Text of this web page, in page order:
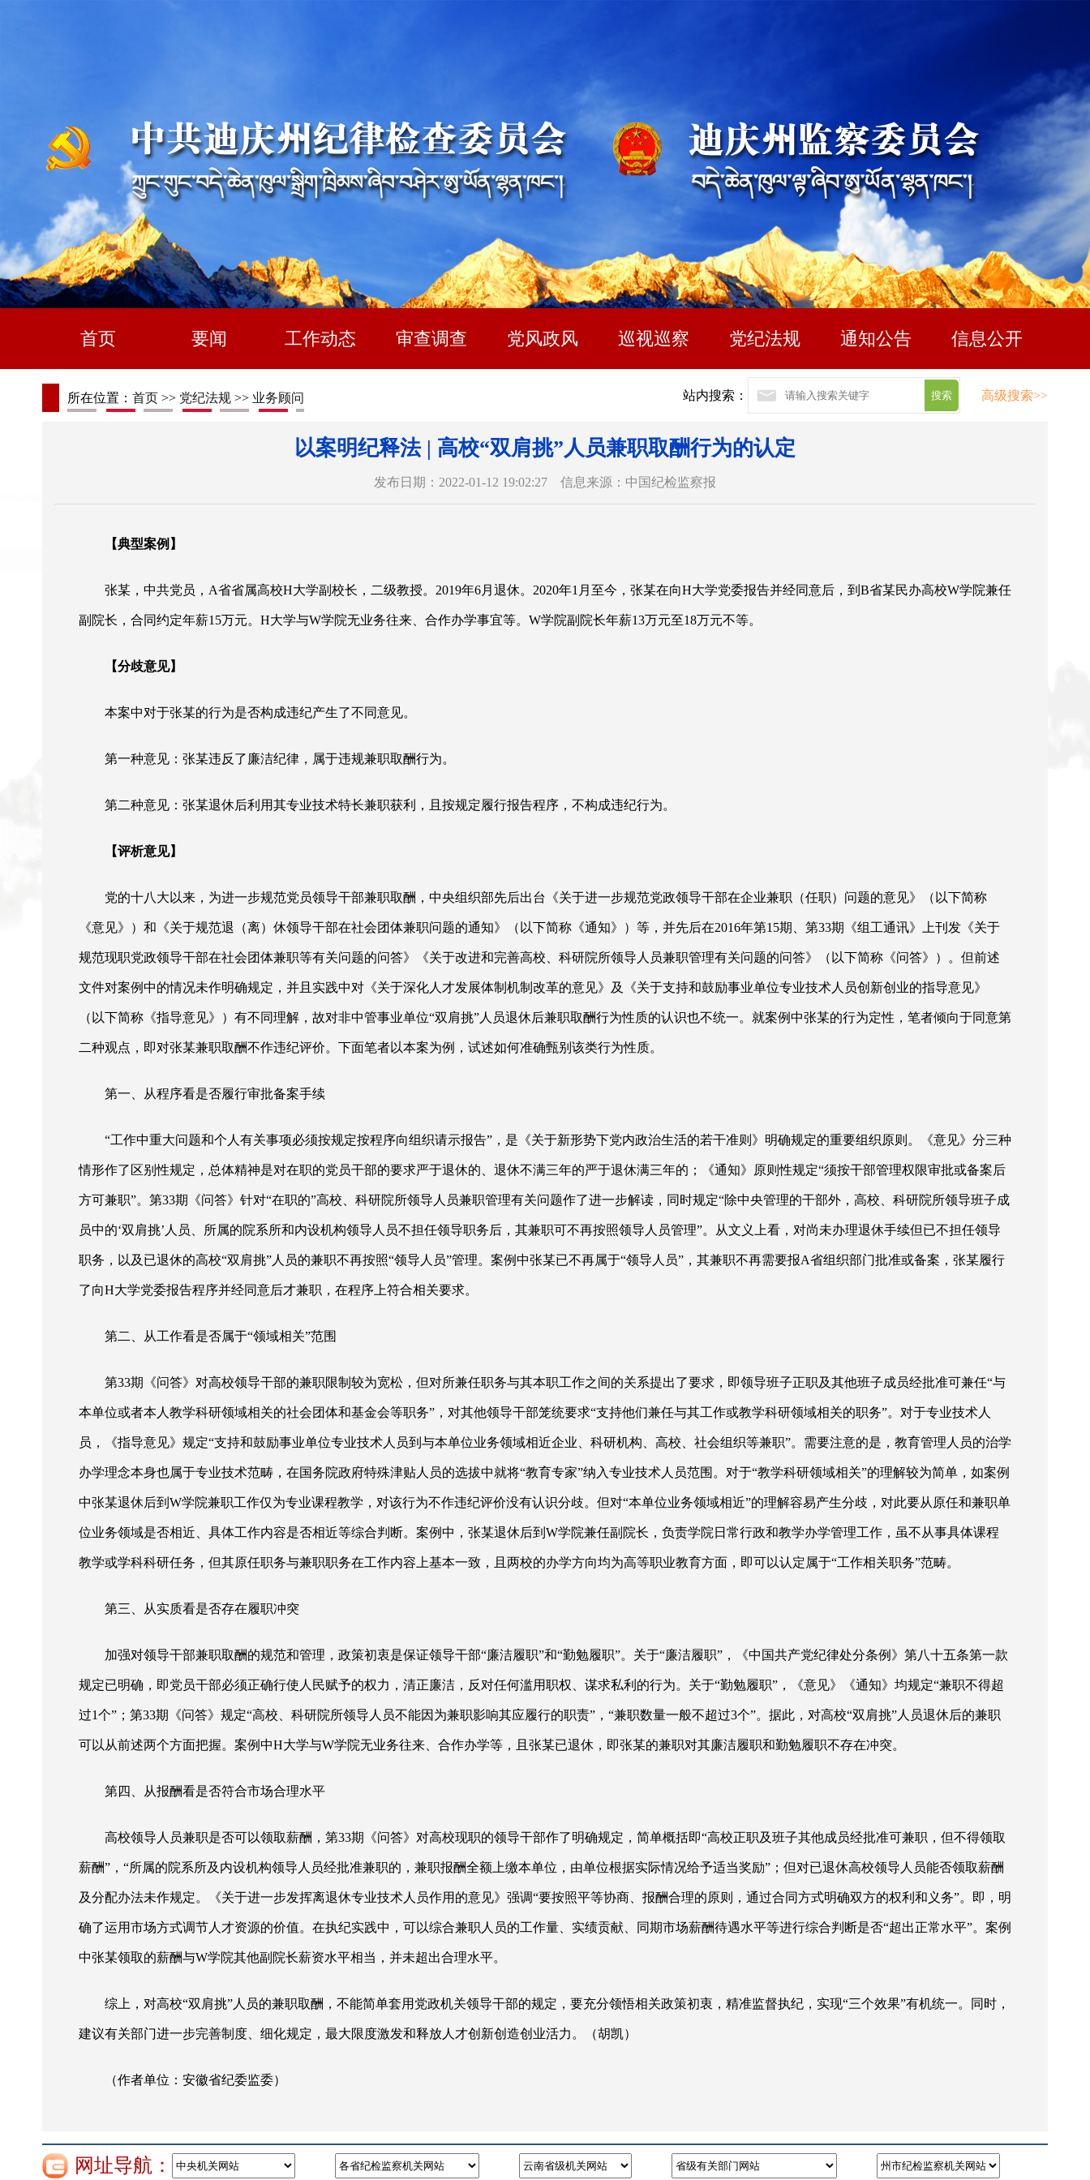
首页 要闻 工作动态 审查调查 党风政风 巡视巡察 党纪法规 通知公告 信息公开
所在位置： 首页 >> 党纪法规 >> 业务顾问 站内搜索： 高级搜索>>
以案明纪释法 | 高校“双肩挑”人员兼职取酬行为的认定
发布日期：2022-01-12 19:02:27 信息来源：中国纪检监察报
【典型案例】
张某，中共党员， A省省属高校H大学副校长，二级教授。2019年6月退休。2020年1月至今，张某在向H大学党委报告并经同意后，到B省某民办高校W学院兼任
副院长，合同约定年薪15万元。H大学与W学院无业务往来、合作办学事宜等。W学院副院长年薪13万元至18万元不等。
【分歧意见】
本案中对于张某的行为是否构成违纪产生了不同意见。
第一种意见：张某违反了廉洁纪律，属于违规兼职取酬行为。
第二种意见：张某退休后利用其专业技术特长兼职获利，且按规定履行报告程序，不构成违纪行为。
【评析意见】
党的十八大以来，为进一步规范党员领导干部兼职取酬，中央组织部先后出台《关于进一步规范党政领导干部在企业兼职（任职）问题的意见》（以下简称
《意见》）和《关于规范退（离）休领导干部在社会团体兼职问题的通知》（以下简称《通知》）等，并先后在2016年第15期、第33期《组工通讯》上刊发《关于
规范现职党政领导干部在社会团体兼职等有关问题的问答》《关于改进和完善高校、科研院所领导人员兼职管理有关问题的问答》（以下简称《问答》）。但前述
文件对案例中的情况未作明确规定，并且实践中对《关于深化人才发展体制机制改革的意见》及《关于支持和鼓励事业单位专业技术人员创新创业的指导意见》
（以下简称《指导意见》）有不同理解，故对非中管事业单位“双肩挑”人员退休后兼职取酬行为性质的认识也不统一。就案例中张某的行为定性，笔者倾向于同意第
二种观点，即对张某兼职取酬不作违纪评价。下面笔者以本案为例，试述如何准确甄别该类行为性质。
第一、从程序看是否履行审批备案手续
“工作中重大问题和个人有关事项必须按规定按程序向组织请示报告”，是《关于新形势下党内政治生活的若干准则》明确规定的重要组织原则。《意见》分三种
情形作了区别性规定，总体精神是对在职的党员干部的要求严于退休的、退休不满三年的严于退休满三年的；《通知》原则性规定“须按干部管理权限审批或备案后
方可兼职”。第33期《问答》针对“在职的”高校、科研院所领导人员兼职管理有关问题作了进一步解读，同时规定“除中央管理的干部外，高校、科研院所领导班子成
员中的‘双肩挑’人员、所属的院系所和内设机构领导人员不担任领导职务后，其兼职可不再按照领导人员管理”。从文义上看，对尚未办理退休手续但已不担任领导
职务，以及已退休的高校“双肩挑”人员的兼职不再按照“领导人员”管理。案例中张某已不再属于“领导人员”，其兼职不再需要报A省组织部门批准或备案，张某履行
了向H大学党委报告程序并经同意后才兼职，在程序上符合相关要求。
第二、从工作看是否属于“领域相关”范围
第33期《问答》对高校领导干部的兼职限制较为宽松，但对所兼任职务与其本职工作之间的关系提出了要求，即领导班子正职及其他班子成员经批准可兼任“与
本单位或者本人教学科研领域相关的社会团体和基金会等职务”，对其他领导干部笼统要求“支持他们兼任与其工作或教学科研领域相关的职务”。对于专业技术人
员，《指导意见》规定“支持和鼓励事业单位专业技术人员到与本单位业务领域相近企业、科研机构、高校、社会组织等兼职”。需要注意的是，教育管理人员的治学
办学理念本身也属于专业技术范畴，在国务院政府特殊津贴人员的选拔中就将“教育专家”纳入专业技术人员范围。对于“教学科研领域相关”的理解较为简单，如案例
中张某退休后到W学院兼职工作仅为专业课程教学，对该行为不作违纪评价没有认识分歧。但对“本单位业务领域相近”的理解容易产生分歧，对此要从原任和兼职单
位业务领域是否相近、具体工作内容是否相近等综合判断。案例中，张某退休后到W学院兼任副院长，负责学院日常行政和教学办学管理工作，虽不从事具体课程
教学或学科科研任务，但其原任职务与兼职职务在工作内容上基本一致，且两校的办学方向均为高等职业教育方面，即可以认定属于“工作相关职务”范畴。
第三、从实质看是否存在履职冲突
加强对领导干部兼职取酬的规范和管理，政策初衷是保证领导干部“廉洁履职”和“勤勉履职”。关于“廉洁履职”，《中国共产党纪律处分条例》第八十五条第一款
规定已明确，即党员干部必须正确行使人民赋予的权力，清正廉洁，反对任何滥用职权、谋求私利的行为。关于“勤勉履职”，《意见》《通知》均规定“兼职不得超
过1个”；第33期《问答》规定“高校、科研院所领导人员不能因为兼职影响其应履行的职责”，“兼职数量一般不超过3个”。据此，对高校“双肩挑”人员退休后的兼职
可以从前述两个方面把握。案例中H大学与W学院无业务往来、合作办学等，且张某已退休，即张某的兼职对其廉洁履职和勤勉履职不存在冲突。
第四、从报酬看是否符合市场合理水平
高校领导人员兼职是否可以领取薪酬，第33期《问答》对高校现职的领导干部作了明确规定，简单概括即“高校正职及班子其他成员经批准可兼职，但不得领取
薪酬”，“所属的院系所及内设机构领导人员经批准兼职的，兼职报酬全额上缴本单位，由单位根据实际情况给予适当奖励”；但对已退休高校领导人员能否领取薪酬
及分配办法未作规定。《关于进一步发挥离退休专业技术人员作用的意见》强调“要按照平等协商、报酬合理的原则，通过合同方式明确双方的权利和义务”。即，明
确了运用市场方式调节人才资源的价值。在执纪实践中，可以综合兼职人员的工作量、实绩贡献、同期市场薪酬待遇水平等进行综合判断是否“超出正常水平”。案例
中张某领取的薪酬与W学院其他副院长薪资水平相当，并未超出合理水平。
综上，对高校“双肩挑”人员的兼职取酬，不能简单套用党政机关领导干部的规定，要充分领悟相关政策初衷，精准监督执纪，实现“三个效果”有机统一。同时，
建议有关部门进一步完善制度、细化规定，最大限度激发和释放人才创新创造创业活力。（胡凯）
（作者单位：安徽省纪委监委）
网址导航：